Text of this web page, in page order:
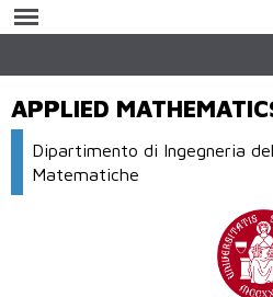
contenuto
APPLIED
Dipartimento di Ingegneria
Matematiche